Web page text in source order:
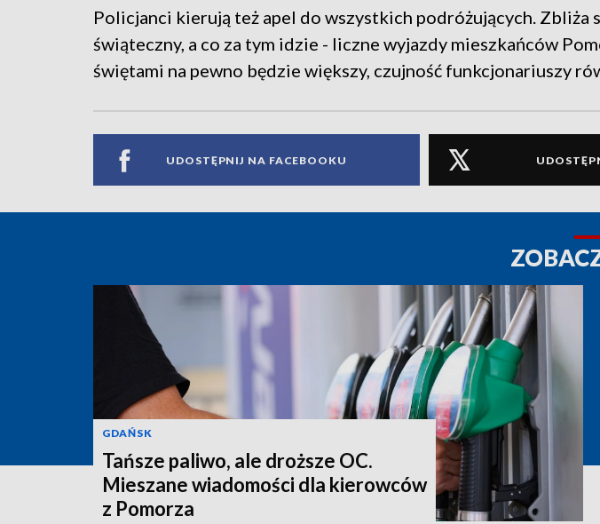
Policjanci kierują też apel do wszystkich podróżujących. Zbliża
świąteczny, a co za tym idzie - liczne wyjazdy mieszkańców
świętami na pewno będzie większy, czujność funkcjonariuszy
UDOSTĘPNIJ NA FACEBOOKU
GDAŃSK
Tańsze paliwo, ale droższe OC.
Mieszane wiadomości dla kierowców
z Pomorza